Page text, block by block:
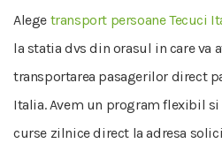
Alege transport persoane Tecuci
la statia dvs din orasul in care va
transportarea pasagerilor direct
Italia. Avem un program flexibil
curse zilnice direct la adresa